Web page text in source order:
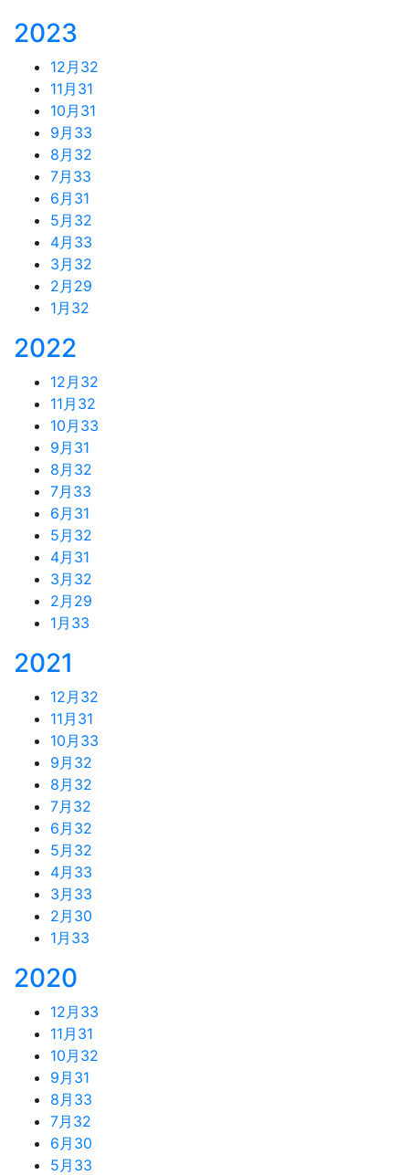
2023
12月 32
11月 31
10月 31
9月 33
8月 32
7月 33
6月 31
5月 32
4月 33
3月 32
2月 29
1月 32
2022
12月 32
11月 32
10月 33
9月 31
8月 32
7月 33
6月 31
5月 32
4月 31
3月 32
2月 29
1月 33
2021
12月 32
11月 31
10月 33
9月 32
8月 32
7月 32
6月 32
5月 32
4月 33
3月 33
2月 30
1月 33
2020
12月 33
11月 31
10月 32
9月 31
8月 33
7月 32
6月 30
5月 33